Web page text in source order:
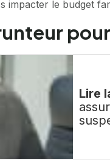
impacter le budget
Lire